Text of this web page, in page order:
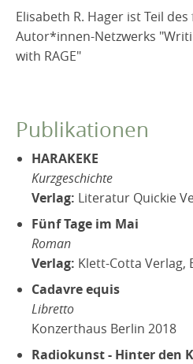
Elisabeth R. Hager ist Teil
Autor*innen-Netzwerks
with RAGE"
Publikationen
HARAKEKE
Kurzgeschichte
Verlag: Literatur Quickie
Fünf Tage im Mai
Roman
Verlag: Klett-Cotta Verlag,
Cadavre equis
Libretto
Konzerthaus Berlin 2018
Radiokunst - Hinter den